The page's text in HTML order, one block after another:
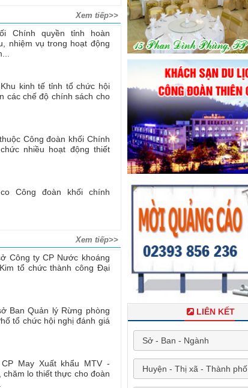
Xem tiếp>>
Chính quyền tỉnh hoàn
nhiệm vụ trong hoạt động
kinh tế tỉnh tổ chức hội
các chế độ chính sách cho
Công đoàn khối Chính
nhiều hoạt động thiết
Công đoàn khối chính
Xem tiếp>>
Công ty CP Nước khoáng
tổ chức thành công Đại
Ban Quản lý Rừng phòng
tổ chức hội nghị đánh giá
May Xuất khẩu MTV -
chăm lo thiết thực cho đoàn
LIÊN KẾT
Sở - Ban - Ngành
Huyện - Thị xã - Thành phố